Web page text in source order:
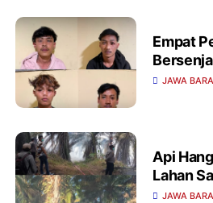
Empat
JAWA
Api
Lahan
Garut,
JAWA